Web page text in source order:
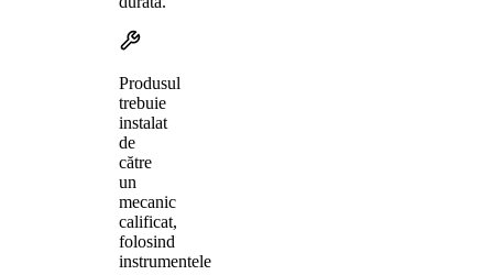
Produsul
trebuie
instalat
de
către
un
mecanic
calificat,
folosind
instrumentele